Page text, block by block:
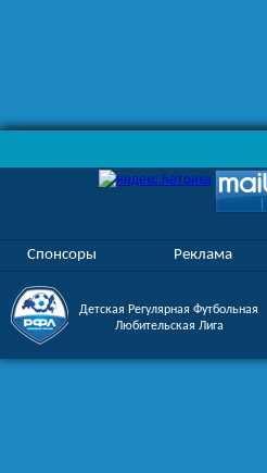
Спонсоры Реклама
Детская Регулярная Футбольная
Любительская Лига